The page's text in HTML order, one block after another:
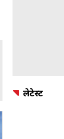
लेटेस्ट